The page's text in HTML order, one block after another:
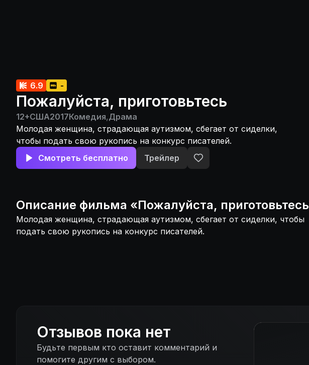
6.9 -
Пожалуйста, приготовьтесь
12+США2017Комедия,Драма
Молодая женщина, страдающая аутизмом, сбегает от сиделки,
чтобы подать свою рукопись на конкурс писателей.
Смотреть бесплатно
Трейлер
Описание фильма «Пожалуйста, приготовьтесь
Молодая женщина, страдающая аутизмом, сбегает от сиделки, чтобы
подать свою рукопись на конкурс писателей.
Отзывов пока нет
Будьте первым кто оставит комментарий и
помогите другим с выбором.